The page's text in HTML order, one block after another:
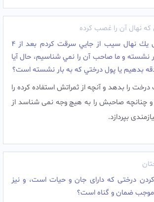
نهال آن را غصب کرده
چند سال پيش يك نهال سيب از جايي سرقت كردم بعد از 4
نشسته و ما صاحب آن را نمي شناسيم، حال آیا
بدهيم يا پول درختي كه به بار نشسته است؟
را بدهد و آنچه از ثمراتش استفاده کرده را
و چنانچه صاحبش را به هیچ وجه نمی شناسد از
بپردازد.
درختی که دارای جان و حیات است، و نیز
ضمان و گناه است؟